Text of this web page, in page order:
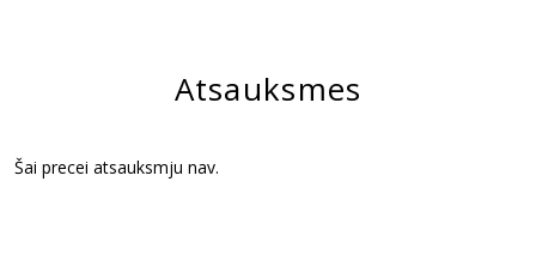
Atsauksmes
Šai precei atsauksmju nav.